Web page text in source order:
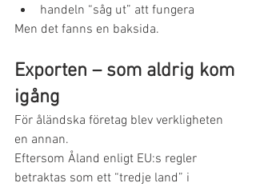
handeln “såg ut” att fungera
Men det fanns en baksida.
Exporten – som aldrig kom
igång
För åländska företag blev verkligheten
en annan.
Eftersom Åland enligt EU:s regler
betraktas som ett “tredje land” i